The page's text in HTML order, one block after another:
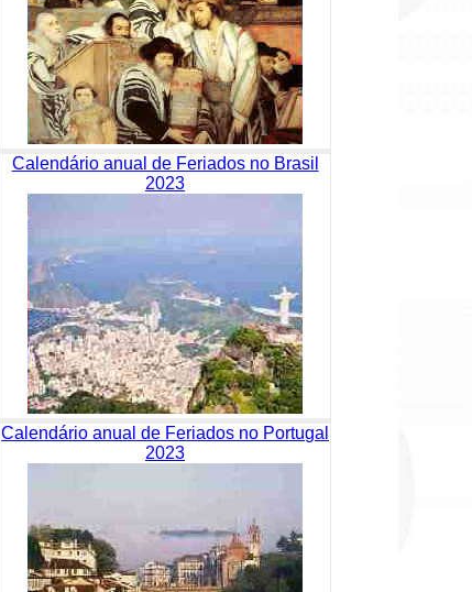
Calendário anual de Feriados no Brasil
2023
Calendário anual de Feriados no Portugal
2023